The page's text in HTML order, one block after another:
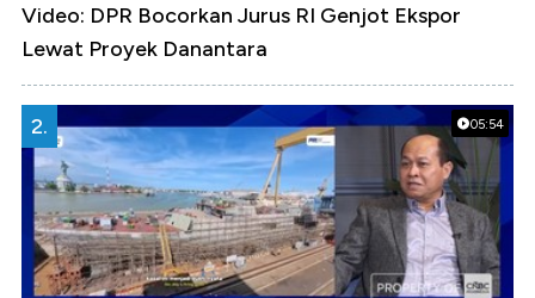
Video: DPR Bocorkan Jurus RI Genjot Ekspor
Lewat Proyek Danantara
05:54
2.